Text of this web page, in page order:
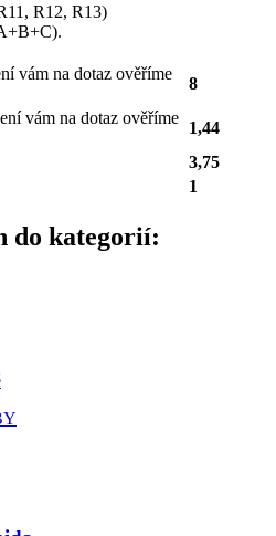
R12, R13)
vám na dotaz ověříme
8
vám na dotaz ověříme
1,44
3,75
1
do kategorií: